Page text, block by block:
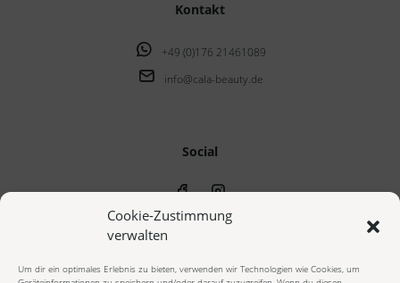
Cookie-Zustimmung
verwalten
Um dir ein optimales Erlebnis zu bieten, verwenden wir Technologien wie Cookies, um
Kontakt
+49 (0)176 21461089
info@cala-beauty.de
Social